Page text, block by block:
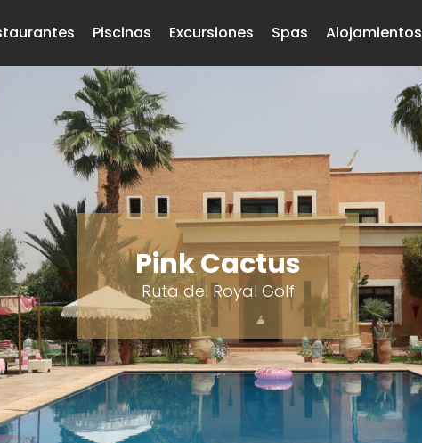
Piscinas Excursiones Spas Alojamientos
Pink Cactus
Ruta del Royal Golf